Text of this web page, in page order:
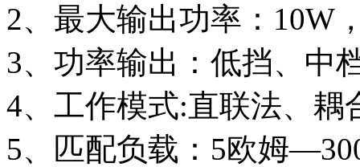
2、最大输出功率：10W
3、功率输出：低挡、中
4、工作模式:直联法、耦
5、匹配负载：5欧姆